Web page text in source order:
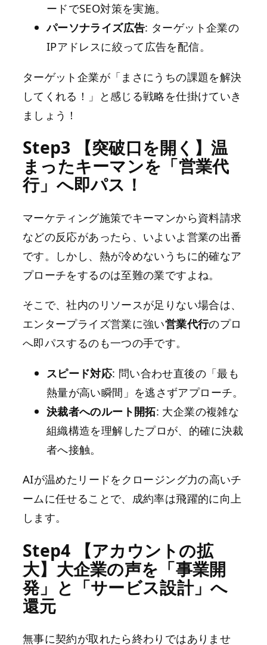
ードでSEO対策を実施。
パーソナライズ広告: ターゲット企業の
IPアドレスに絞って広告を配信。
ターゲット企業が「まさにうちの課題を解決
してくれる！」と感じる戦略を仕掛けていき
ましょう！
Step3 【突破口を開く】温
まったキーマンを「営業代
行」へ即パス！
マーケティング施策でキーマンから資料請求
などの反応があったら、いよいよ営業の出番
です。しかし、熱が冷めないうちに的確なア
プローチをするのは至難の業ですよね。
そこで、社内のリソースが足りない場合は、
エンタープライズ営業に強い営業代行のプロ
へ即パスするのも一つの手です。
スピード対応: 問い合わせ直後の「最も
熱量が高い瞬間」を逃さずアプローチ。
決裁者へのルート開拓: 大企業の複雑な
組織構造を理解したプロが、的確に決裁
者へ接触。
AIが温めたリードをクロージング力の高いチ
ームに任せることで、成約率は飛躍的に向上
します。
Step4 【アカウントの拡
大】大企業の声を「事業開
発」と「サービス設計」へ
還元
無事に契約が取れたら終わりではありませ